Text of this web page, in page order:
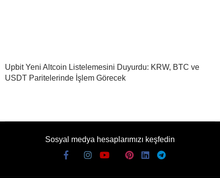
Upbit Yeni Altcoin Listelemesini Duyurdu: KRW, BTC ve
USDT Paritelerinde İşlem Görecek
Sosyal medya hesaplarımızı keşfedin